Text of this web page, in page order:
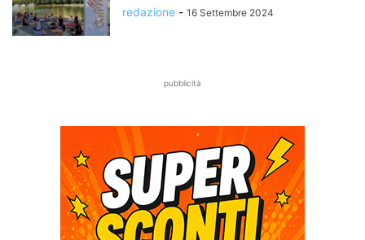
redazione - 16 Settembre 2024
pubblicità